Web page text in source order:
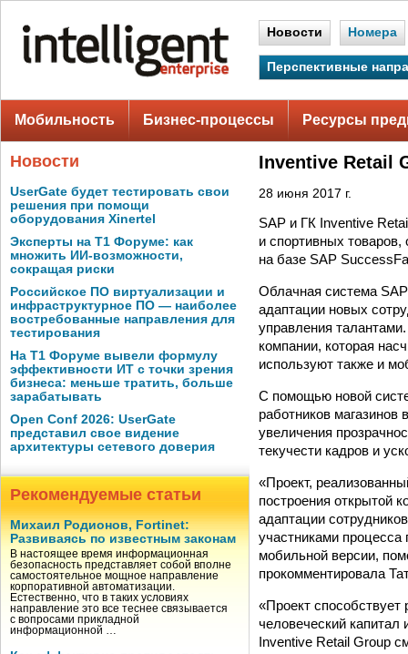
Новости Номера
Перспективные
Мобильность Бизнес-процессы Ресурсы
Новости
UserGate будет тестировать свои
решения при помощи
оборудования Xinertel
Эксперты на Т1 Форуме: как
множить ИИ-возможности,
сокращая риски
Российское ПО виртуализации и
инфраструктурное ПО — наиболее
востребованные направления для
тестирования
На Т1 Форуме вывели формулу
эффективности ИТ с точки зрения
бизнеса: меньше тратить, больше
зарабатывать
Open Conf 2026: UserGate
представил свое видение
архитектуры сетевого доверия
Рекомендуемые статьи
Михаил Родионов, Fortinet:
Развиваясь по известным законам
В настоящее время информационная
безопасность представляет собой вполне
самостоятельное мощное направление
корпоративной автоматизации.
Естественно, что в таких условиях
направление это все теснее связывается
с вопросами прикладной
информационной …
Inventive Retail
28 июня 2017 г.
SAP и ГК Inventive
и спортивных
на базе SAP
Облачная система
адаптации новых
управления
компании, которая
используют также и
С помощью новой
работников магазинов
увеличения
текучести кадров и
«Проект,
построения открытой
адаптации
участниками
мобильной версии,
прокомментировала
«Проект
человеческий
Inventive Retail Group